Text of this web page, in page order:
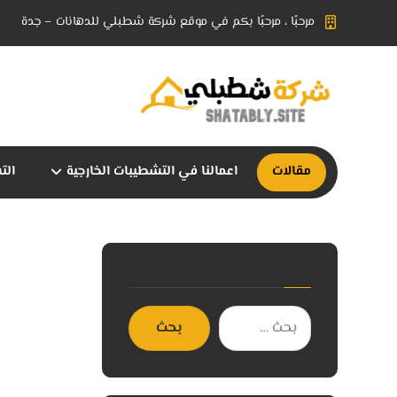
مرحبًا ، مرحبًا بكم في موقع شركة شطبلي للدهانات – جدة
مقالات اعمالنا في التشطيبات الخارجية